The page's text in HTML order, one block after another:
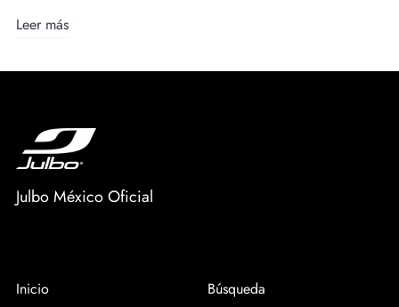
Leer más
Julbo México Oficial
Inicio
Búsqueda